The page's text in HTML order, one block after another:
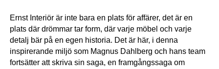
Ernst Interiör är inte bara en plats för affärer, det är en
plats där drömmar tar form, där varje möbel och varje
detalj bär på en egen historia. Det är här, i denna
inspirerande miljö som Magnus Dahlberg och hans team
fortsätter att skriva sin saga, en framgångssaga om